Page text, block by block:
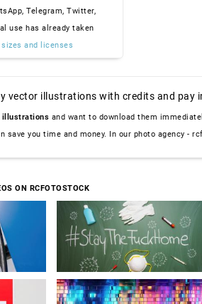
Telegram, Twitter,
use has already taken
and licenses
vector illustrations with credits and pay
illustrations and want to download them
you time and money. In our photo agency -
ON RCFOTOSTOCK